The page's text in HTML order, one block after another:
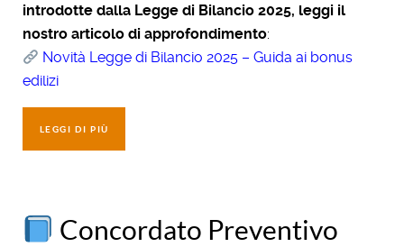
introdotte dalla Legge di Bilancio 2025, leggi il
nostro articolo di approfondimento:
Novità Legge di Bilancio 2025 – Guida ai bonus
edilizi
LEGGI DI PIÙ
Concordato Preventivo